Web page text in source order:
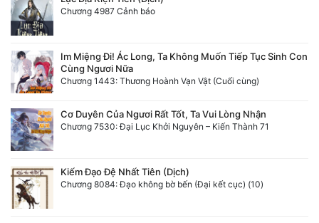
Chương 4987 Cảnh báo
Im Miệng Đi! Ác Long, Ta Không Muốn Tiếp Tục Sinh Con
Cùng Ngươi Nữa
Chương 1443: Thương Hoành Vạn Vật (Cuối cùng)
Cơ Duyên Của Ngươi Rất Tốt, Ta Vui Lòng Nhận
Chương 7530: Đại Lục Khởi Nguyên – Kiến Thành 71
Kiếm Đạo Đệ Nhất Tiên (Dịch)
Chương 8084: Đạo không bờ bến (Đại kết cục) (10)